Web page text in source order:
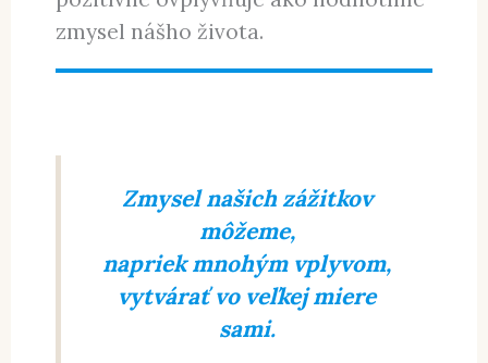
a rodinných presvedčení.
A ak z tohto všetkého vieme vyťažiť
Zmysel našich zážitkov